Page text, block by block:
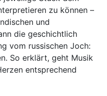
zu können –
und
die geschichtlich
vom russischen Joch:
So erklärt, geht Musik
entsprechend